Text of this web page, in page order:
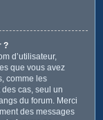
?
d’utilisateur,
que vous avez
comme les
cas, seul un
du forum. Merci
des messages